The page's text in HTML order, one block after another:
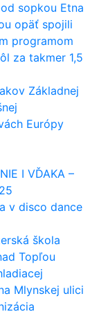
sopkou Etna
opäť spojili
programom
za takmer 1,5
Základnej
Európy
I VĎAKA –
v disco dance
škola
Topľou
Mlynskej ulici